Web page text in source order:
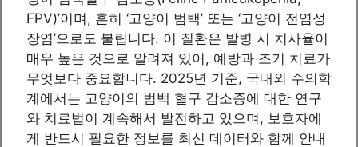
FPV)’이며, 흔히 ‘고양이 범백’ 또는 ‘고양이 전염성
장염’으로도 불립니다. 이 질환은 발병 시 치사율이
매우 높은 것으로 알려져 있어, 예방과 조기 치료가
무엇보다 중요합니다. 2025년 기준, 국내외 수의학
계에서는 고양이의 범백 혈구 감소증에 대한 연구
와 치료법이 계속해서 발전하고 있으며, 보호자에
게 반드시 필요한 정보를 최신 데이터와 함께 안내